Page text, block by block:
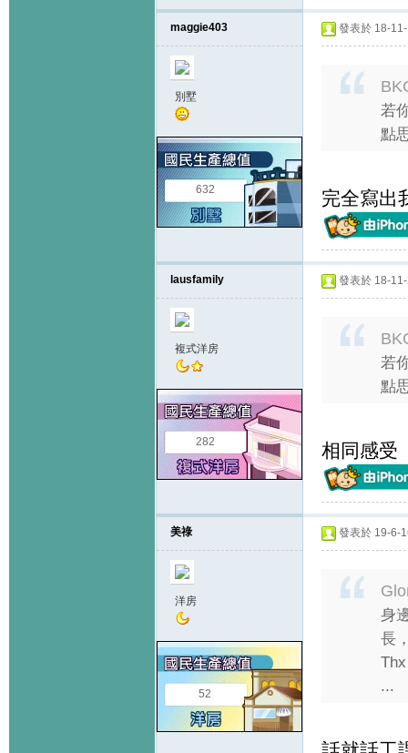
maggie403
別墅
632
發表於 18-
若
點
完全寫出
lausfamily
複式洋房
282
發表於 18-
若
點
相同感受
美祿
洋房
52
發表於 19-6-
身
長
Thx
...